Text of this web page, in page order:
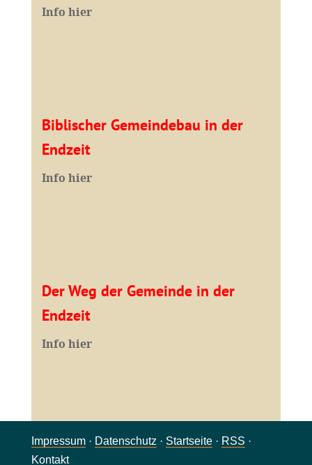
Info hier
Biblischer Gemeindebau in der
Endzeit
Info hier
Der Weg der Gemeinde in der
Endzeit
Info hier
Impressum· Datenschutz · Startseite· RSS ·
Kontakt